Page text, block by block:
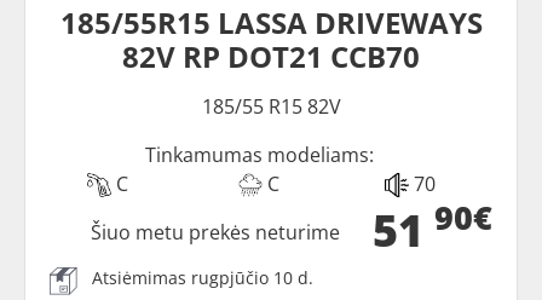
185/55R15 LASSA DRIVEWAYS
82V RP DOT21 CCB70
185/55 R15 82V
Tinkamumas modeliams:
C
C 70
51 90€
Šiuo metu prekės neturime
Atsiėmimas rugpjūčio 10 d.